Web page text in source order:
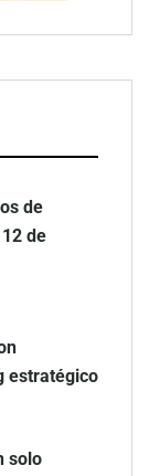
de
de
estratégico
solo